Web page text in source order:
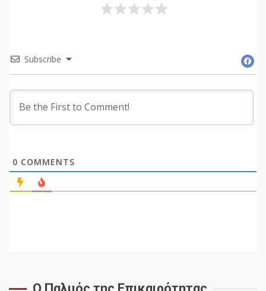
Subscribe
0 COMMENTS